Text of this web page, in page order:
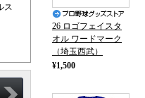
26 ロゴフェイスタ
オル ワードマーク
（埼玉西武）
¥1,500
ス